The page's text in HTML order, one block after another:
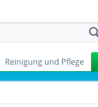
Reinigung und Pflege